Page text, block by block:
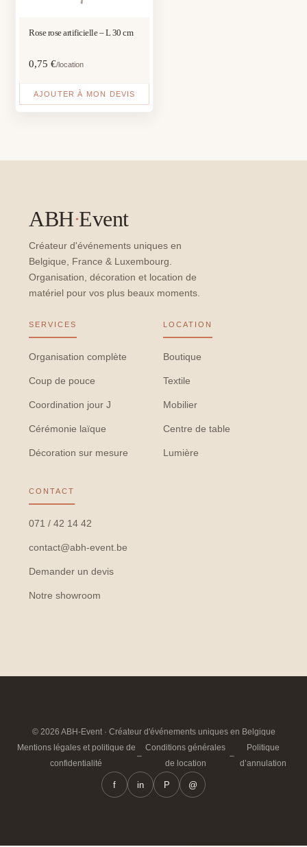
Rose rose artificielle – L 30 cm
0,75€/location
AJOUTER À MON DEVIS
ABH·Event
Créateur d'événements uniques en
Belgique, France & Luxembourg.
Organisation, décoration et location de
matériel pour vos plus beaux moments.
SERVICES
Organisation complète
Coup de pouce
Coordination jour J
Cérémonie laïque
Décoration sur mesure
LOCATION
Boutique
Textile
Mobilier
Centre de table
Lumière
CONTACT
071 / 42 14 42
contact@abh-event.be
Demander un devis
Notre showroom
© 2026 ABH-Event · Créateur d'événements uniques en Belgique
Mentions légales et politique de
confidentialité
–
Conditions générales
de location
–
Politique
d’annulation
f in P @